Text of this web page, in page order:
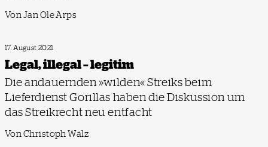
Von Jan Ole Arps
17. August 2021
Legal, illegal – legitim
Die andauernden »wilden« Streiks beim
Lieferdienst Gorillas haben die Diskussion um
das Streikrecht neu entfacht
Von Christoph Wälz